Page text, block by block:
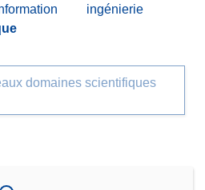
ingénierie
domaines scientifiques